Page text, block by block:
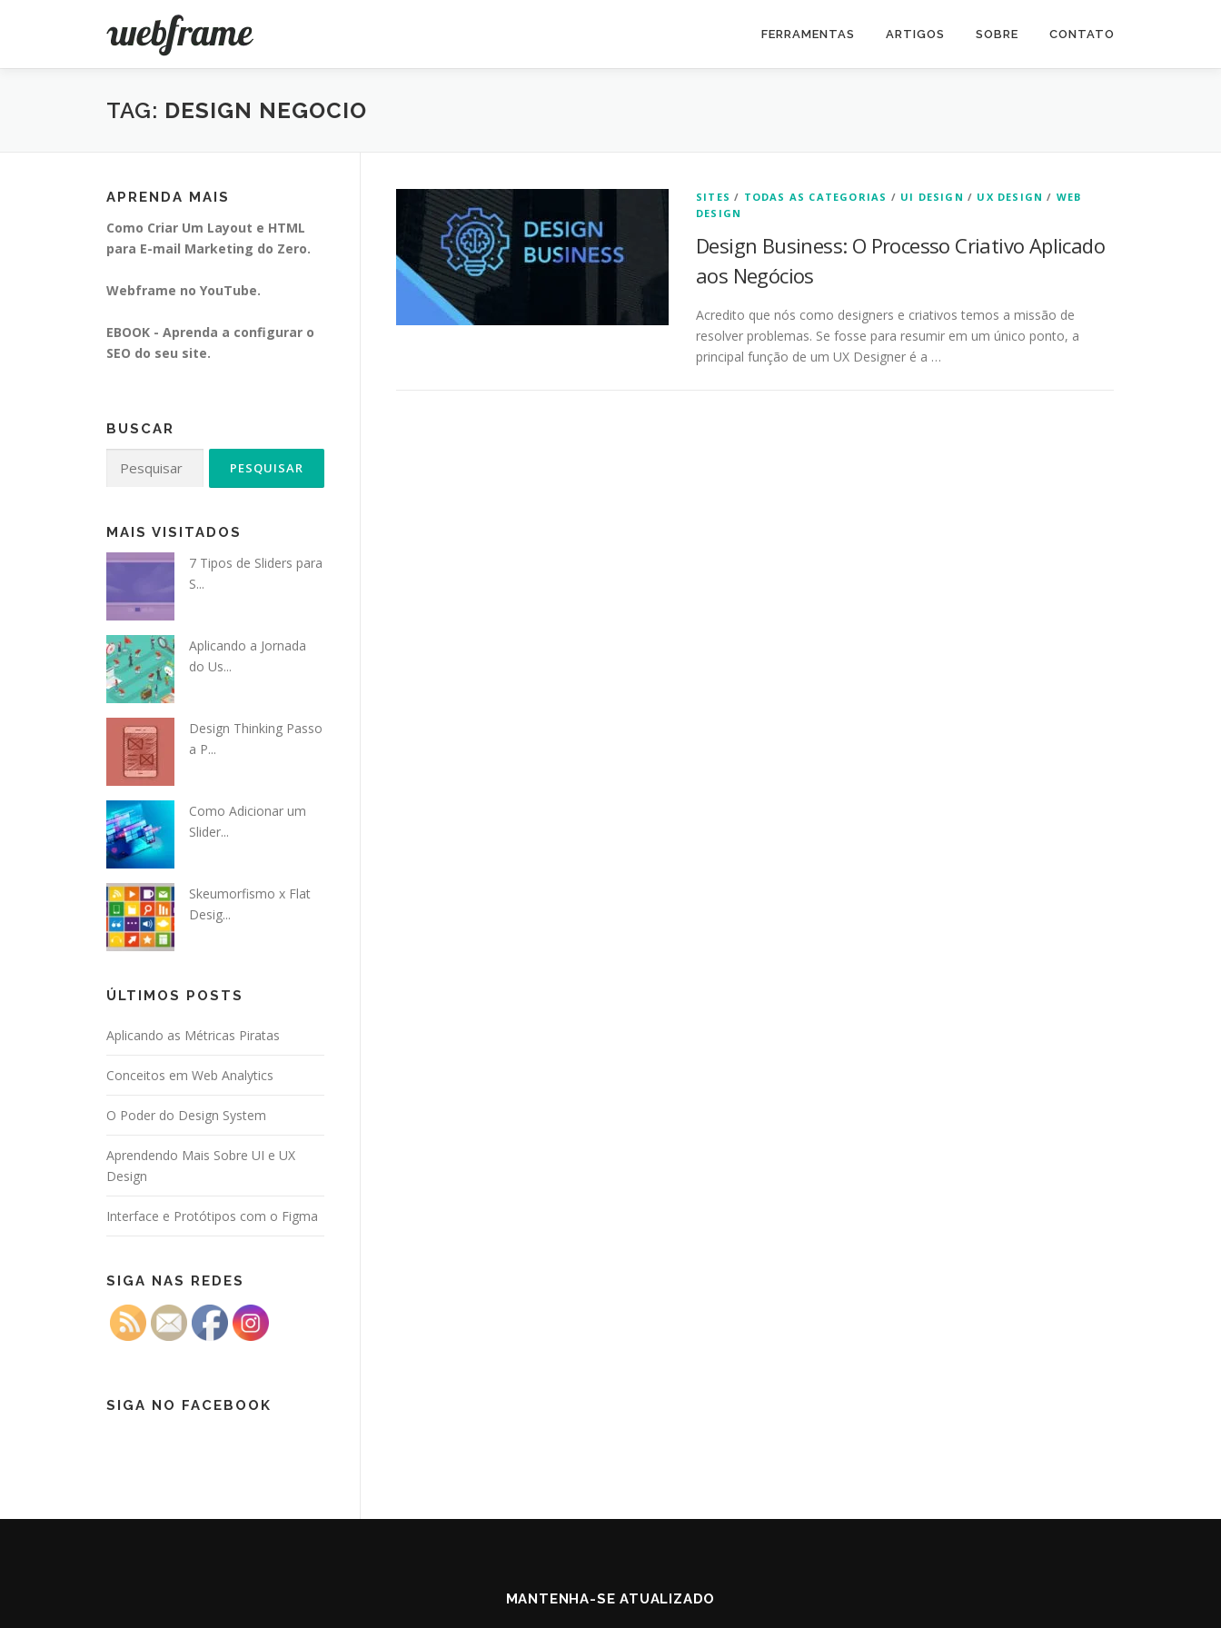
conteúdo
FERRAMENTAS ARTIGOS SOBRE CONTATO
TAG: DESIGN NEGOCIO
SITES / TODAS AS CATEGORIAS / UI DESIGN / UX DESIGN / WEB
DESIGN
Design Business: O Processo Criativo Aplicado
aos Negócios
Acredito que nós como designers e criativos temos a missão de
resolver problemas. Se fosse para resumir em um único ponto, a
principal função de um UX Designer é a …
APRENDA MAIS
Como Criar Um Layout e HTML
para E-mail Marketing do Zero.
Webframe no YouTube.
EBOOK - Aprenda a configurar o
SEO do seu site.
BUSCAR
por:
MAIS VISITADOS
7 Tipos de Sliders para
S...
Aplicando a Jornada
do Us...
Design Thinking Passo
a P...
Como Adicionar um
Slider...
Skeumorfismo x Flat
Desig...
ÚLTIMOS POSTS
Aplicando as Métricas Piratas
Conceitos em Web Analytics
O Poder do Design System
Aprendendo Mais Sobre UI e UX
Design
Interface e Protótipos com o Figma
SIGA NAS REDES
SIGA NO FACEBOOK
MANTENHA-SE ATUALIZADO